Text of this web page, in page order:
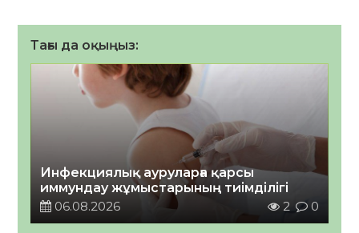
Тағы да оқыңыз:
Инфекциялық ауруларға қарсы
иммундау жұмыстарының тиімділігі
06.08.2026
2 0